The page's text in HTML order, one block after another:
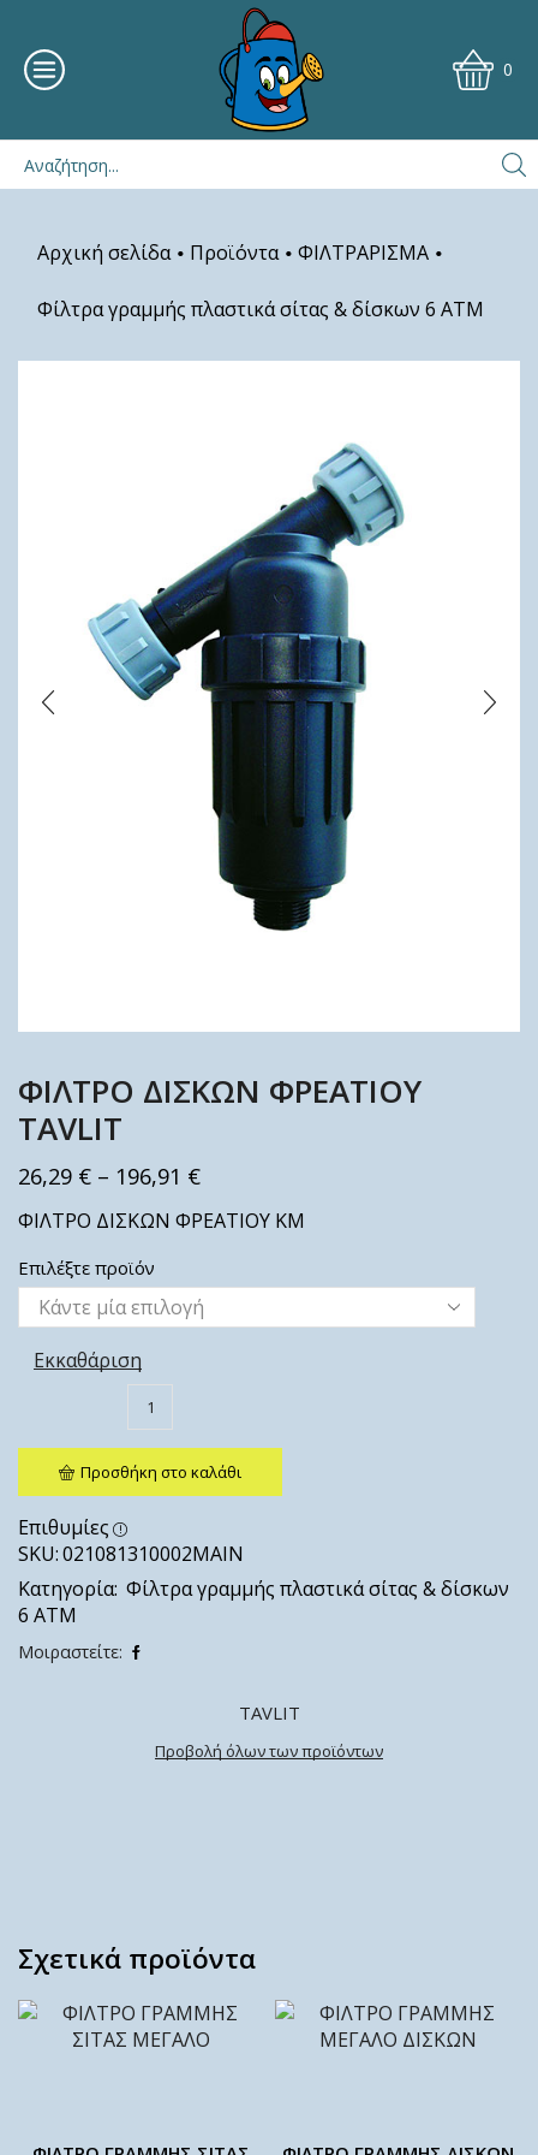
0
Αρχική σελίδα • Προϊόντα • ΦΙΛΤΡΑΡΙΣΜΑ •
Φίλτρα γραμμής πλαστικά σίτας & δίσκων 6 ΑΤΜ
ΦΙΛΤΡΟ ΔΙΣΚΩΝ ΦΡΕΑΤΙΟΥ
TAVLIT
26,29 € – 196,91 €
ΦΙΛΤΡΟ ΔΙΣΚΩΝ ΦΡΕΑΤΙΟΥ ΚΜ
Επιλέξτε προϊόν
Εκκαθάριση
Προσθήκη στο καλάθι
Επιθυμίες
SKU:021081310002ΜΑΙΝ
Κατηγορία: Φίλτρα γραμμής πλαστικά σίτας & δίσκων
6 ΑΤΜ
Μοιραστείτε:
TAVLIT
Προβολή όλων των προϊόντων
Σχετικά προϊόντα